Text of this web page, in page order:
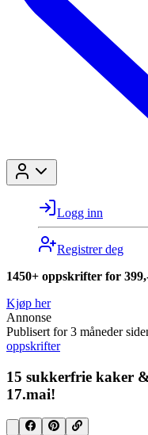
Logg inn
Registrer deg
1450+ oppskrifter for
Kjøp her
Annonse
Publisert for 3 måneder
oppskrifter
15 sukkerfrie kaker
17.mai!